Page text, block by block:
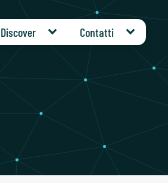
Discover Contatti